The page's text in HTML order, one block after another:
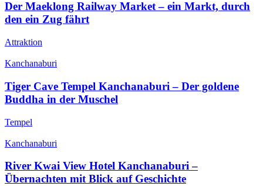
Der Maeklong Railway Market – ein Markt, durch
den ein Zug fährt
Attraktion
Kanchanaburi
Tiger Cave Tempel Kanchanaburi – Der goldene
Buddha in der Muschel
Tempel
Kanchanaburi
River Kwai View Hotel Kanchanaburi –
Übernachten mit Blick auf Geschichte